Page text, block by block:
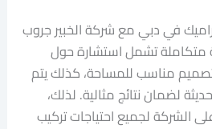
في دبي مع شركة الخبير جروب
تشمل استشارة حول
مناسب للمساحة، كذلك يتم
لضمان نتائج مثالية. لذلك،
الشركة لجميع احتياجات تركيب